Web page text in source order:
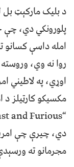
د بلیک مارکېټ
پلورونکي دي، چې
امله داسې
روا نه وي،
اوړي، په لاطیني
مکسیکو کارټيلز
دي، چیرې چې
مجرمانو ته